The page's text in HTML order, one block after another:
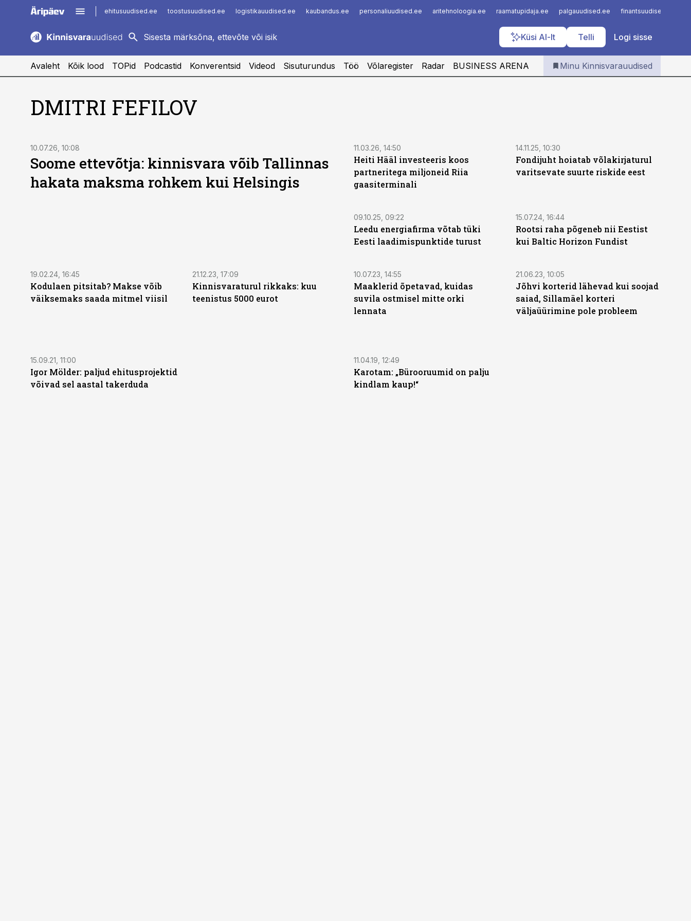
ehitusuudised.ee toostusuudised.ee logistikauudised.ee kaubandus.ee personaliuudised.ee aritehnoloogia.ee raamatupidaja.ee palgauudised.ee finantsuudised.ee
Küsi AI-lt Telli Logi sisse
kaubandus.ee
logistikauudised.ee
imelineajalugu.ee
Infopank
Iseteenindus
Telli Kinnisvarauudised
Avaleht Kõik lood TOPid Podcastid Konverentsid Videod Sisuturundus Töö Võlaregister Radar BUSINESS ARENA Minu Kinnisvarauudised
DMITRI FEFILOV
10.07.26, 10:08
Soome ettevõtja: kinnisvara võib Tallinnas
hakata maksma rohkem kui Helsingis
11.03.26, 14:50
Heiti Hääl investeeris koos
partneritega miljoneid Riia
gaasiterminali
14.11.25, 10:30
Fondijuht hoiatab võlakirjaturul
varitsevate suurte riskide eest
09.10.25, 09:22
Leedu energiafirma võtab tüki
Eesti laadimispunktide turust
15.07.24, 16:44
Rootsi raha põgeneb nii Eestist
kui Baltic Horizon Fundist
19.02.24, 16:45
Kodulaen pitsitab? Makse võib
väiksemaks saada mitmel viisil
21.12.23, 17:09
Kinnisvaraturul rikkaks: kuu
teenistus 5000 eurot
10.07.23, 14:55
Maaklerid õpetavad, kuidas
suvila ostmisel mitte orki
lennata
21.06.23, 10:05
Jõhvi korterid lähevad kui soojad
saiad, Sillamäel korteri
väljaüürimine pole probleem
15.09.21, 11:00
Igor Mölder: paljud ehitusprojektid
võivad sel aastal takerduda
11.04.19, 12:49
Karotam: „Bürooruumid on palju
kindlam kaup!“